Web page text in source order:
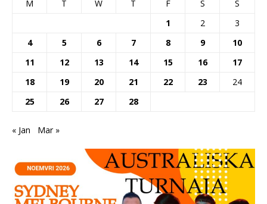
M T W T F S
S
1
2
3
4
5 6 7 8 9
10
11
12 13 14 15 16
17
18
19 20 21 22 23
24
25
26 27 28
« Jan Mar »